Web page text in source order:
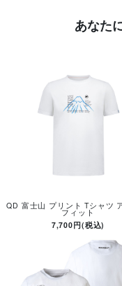
あなた
QD 富士山 プリント Tシャツ
フィット
7,700円(税込)